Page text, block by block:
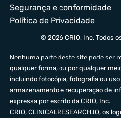
Segurança e conformidade
Política de Privacidade
© 2026 CRIO, Inc. Todos
Nenhuma parte deste site pode ser
qualquer forma, ou por qualquer
incluindo fotocópia, fotografia ou
armazenamento e recuperação de
expressa por escrito da CRIO, Inc.
CRIO, CLINICALRESEARCH.IO, os